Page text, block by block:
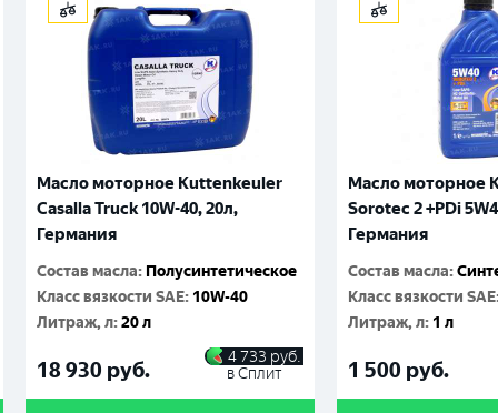
Масло моторное Kuttenkeuler
Casalla Truck 10W-40, 20л,
Германия
Состав масла: Полусинтетическое
Класс вязкости SAE: 10W-40
Литраж, л:20 л
18 930 руб.
4 733 руб.
в Сплит
Масло моторное
Sorotec 2 +PDi
Германия
Состав масла:
Класс вязкости SAE
Литраж, л: 1 л
1 500 руб.